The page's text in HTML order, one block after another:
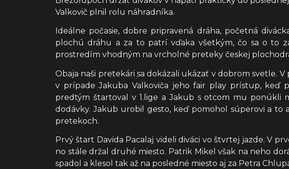
Valkovič plnil rolu náhradníka.
Ideálne počasie, dobre pripravená dráha, početná
plochú dráhu a za to patrí vďaka všetkým, čo sa o to
prostredím vhodným na vrcholné preteky českej
Obaja naši pretekári sa dokázali ukázať v dobrom svetle.
v prípade Jakuba Valkoviča jeho fair play prístup, keď
predtým štartoval v 1.lige a Jakub s otcom mu ponúkli
dodávky. Jakub urobil gesto, keď pomohol súperovi a
pretekoch.
Prvý štart Davida Pacalaj videli diváci vo štvrtej jazde. V
no stále držal druhé miesto. Patrik Mikel však na neho
spadol a klesol tak až na posledné miesto aj za Petra